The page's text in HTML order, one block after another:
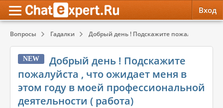
Вход
Вопросы Гадалки Добрый день ! Подскажите пожалуйста ,
NEW
Добрый день ! Подскажите
пожалуйста , что ожидает меня в
этом году в моей профессиональной
деятельности ( работа)
Психология
Эзотерика
Красота, Здоровье
Психология
Эзотерика
Красота, Здоровье
Обратная связь
Служба поддержки
Правила сервиса